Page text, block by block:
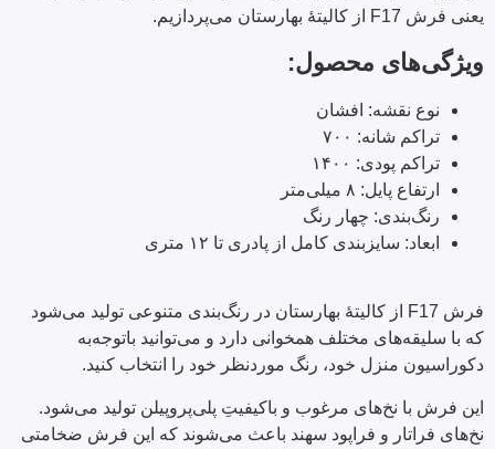
یعنی فرش F17 از کالیتۀ بهارستان می‌پردازیم.
ویژگی‌های محصول:
نوع نقشه: افشان
تراکم شانه: ۷۰۰
تراکم پودی: ۱۴۰۰
ارتفاع پایل: ۸ میلی‌متر
رنگ‌بندی: چهار رنگ
ابعاد: سایزبندی کامل از پادری تا ۱۲ متری
فرش F17 از کالیتۀ بهارستان در رنگ‌بندی متنوعی تولید می‌شود
که با سلیقه‌های مختلف همخوانی دارد و می‌توانید باتوجه‌به
دکوراسیون منزل خود، رنگ موردنظر خود را انتخاب کنید.
این فرش با نخ‌های مرغوب و باکیفیتِ پلی‌پروپیلن تولید می‌شود.
نخ‌های فراتار و فراپود سهند باعث می‌شوند که این فرش ضخامتی